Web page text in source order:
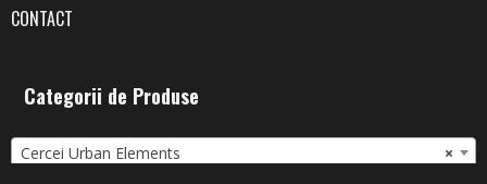
CONTACT
Categorii de Produse
×
Cercei Urban Elements